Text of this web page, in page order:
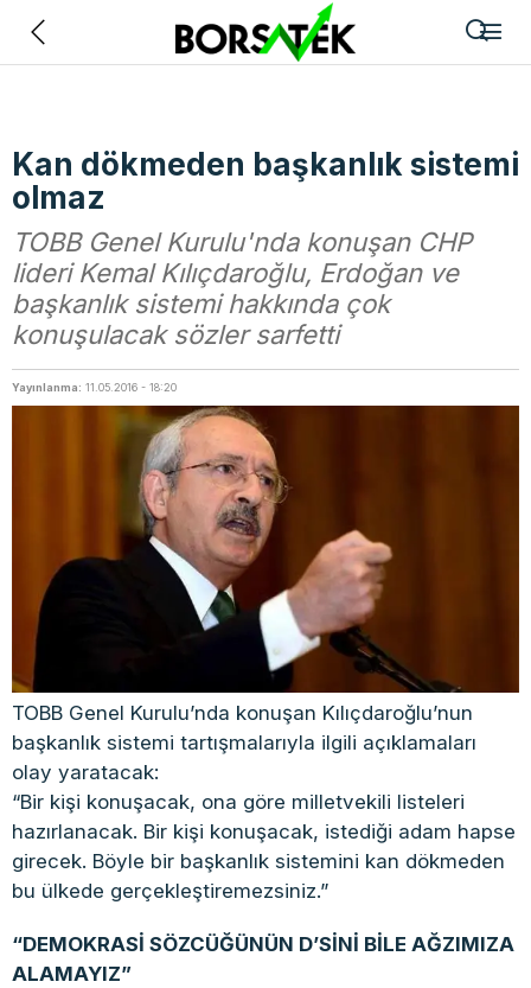
Kan dökmeden başkanlık sistemi
olmaz
TOBB Genel Kurulu'nda konuşan CHP
lideri Kemal Kılıçdaroğlu, Erdoğan ve
başkanlık sistemi hakkında çok
konuşulacak sözler sarfetti
Yayınlanma: 11.05.2016 - 18:20
TOBB Genel Kurulu’nda konuşan Kılıçdaroğlu’nun
başkanlık sistemi tartışmalarıyla ilgili açıklamaları
olay yaratacak:
“Bir kişi konuşacak, ona göre milletvekili listeleri
hazırlanacak. Bir kişi konuşacak, istediği adam hapse
girecek. Böyle bir başkanlık sistemini kan dökmeden
bu ülkede gerçekleştiremezsiniz.”
“DEMOKRASİ SÖZCÜĞÜNÜN D’SİNİ BİLE AĞZIMIZA
ALAMAYIZ”